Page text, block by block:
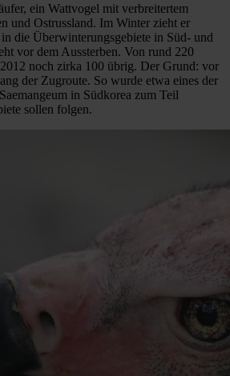
ein Wattvogel mit verbreitertem
und Ostrussland. Im Winter zieht er
die Überwinterungsgebiete in Süd- und
vor dem Aussterben. Von rund 220
noch zirka 100 übrig. Der Grund: vor
der Zugroute. So wurde etwa eines der
in Südkorea zum Teil
sollen folgen.